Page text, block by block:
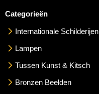
Categorieën
Internationale Schilderijen
Lampen
Tussen Kunst & Kitsch
Bronzen Beelden